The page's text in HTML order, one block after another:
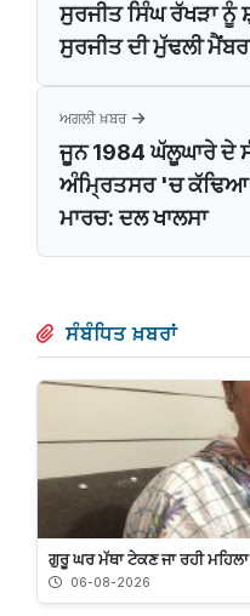
ਸੁਰਜੀਤ ਸਿੰਘ ਰੱਖੜਾ ਨੂੰ
ਸੁਰਜੀਤ ਦੀ ਮੁੱਢਲੀ
ਅਗਲੀ ਖ਼ਬਰ
ਜੂਨ 1984 ਘੱਲੂਘਾਰੇ ਦੇ
ਅੰਮ੍ਰਿਤਸਰ 'ਚ ਕੱਢਿਆ
ਮਾਰਚ: ਦਲ ਖਾਲਸਾ
ਸੰਬੰਧਿਤ ਖ਼ਬਰਾਂ
ਗੁਰੂ ਘਰ ਮੱਥਾ ਟੇਕਣ ਜਾ ਰਹੀ
06-08-2026